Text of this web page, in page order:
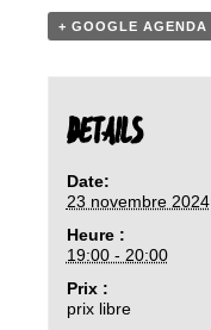
+ GOOGLE AGENDA
DETAILS
Date:
23 novembre 2024
Heure :
19:00 - 20:00
Prix :
prix libre